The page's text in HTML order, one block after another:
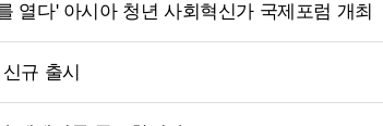
열다' 아시아 청년 사회혁신가 국제포럼 개최
규 출시